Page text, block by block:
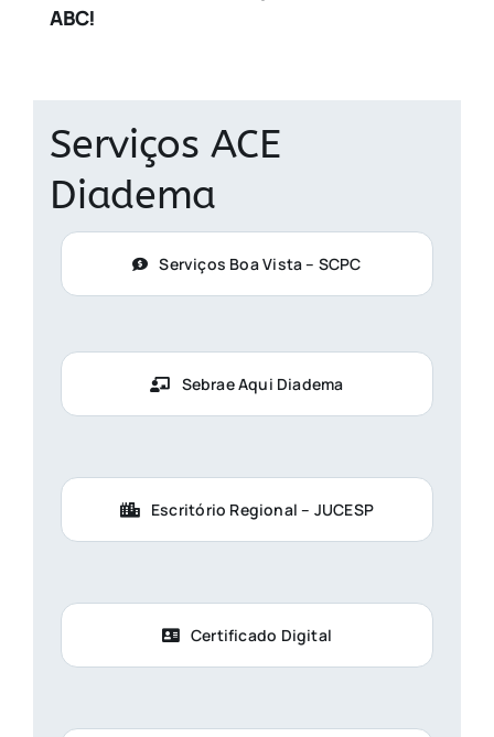
ABC!
Serviços ACE
Diadema
Serviços Boa Vista – SCPC
Sebrae Aqui Diadema
Escritório Regional – JUCESP
Certificado Digital